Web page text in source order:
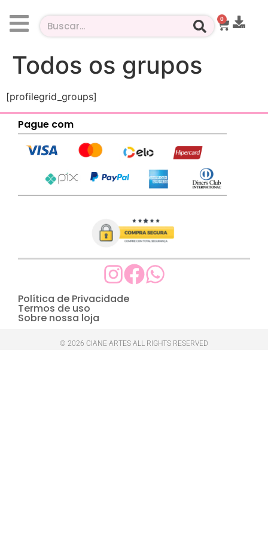
0
Todos os grupos
[profilegrid_groups]
Pague com
Política de Privacidade
Termos de uso
Sobre nossa loja
© 2026 CIANE ARTES ALL RIGHTS RESERVED